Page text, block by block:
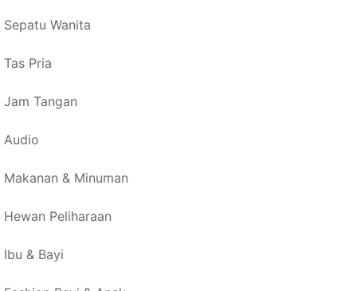
Sepatu Wanita
Tas Pria
Jam Tangan
Audio
Makanan & Minuman
Hewan Peliharaan
Ibu & Bayi